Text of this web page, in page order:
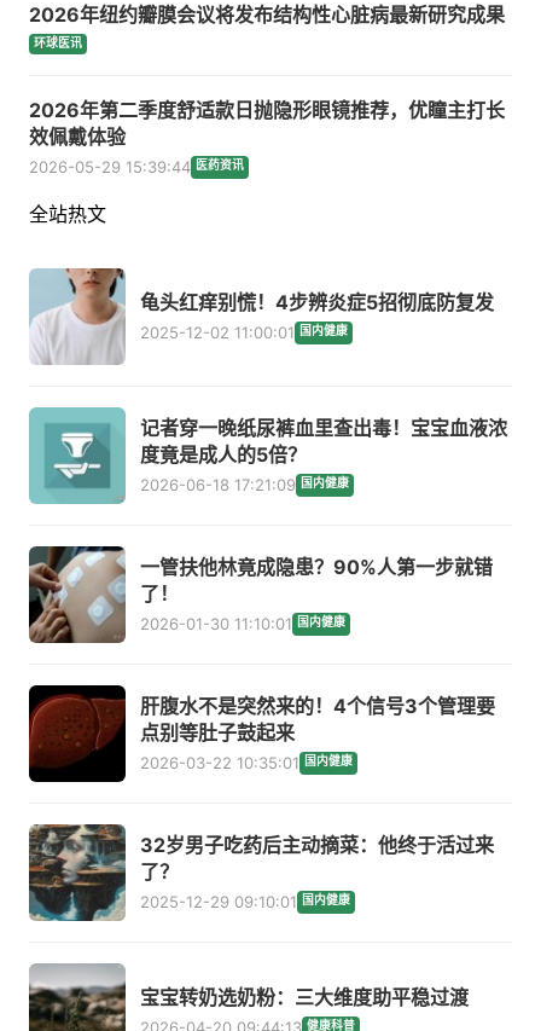
2026年纽约瓣膜会议将发布结构性心脏病最新研究成果
环球医讯
2026年第二季度舒适款日抛隐形眼镜推荐，优瞳主打长
效佩戴体验
2026-05-29 15:39:44 医药资讯
全站热文
龟头红痒别慌！4步辨炎症5招彻底防复发
2025-12-02 11:00:01 国内健康
记者穿一晚纸尿裤血里查出毒！宝宝血液浓
度竟是成人的5倍？
2026-06-18 17:21:09 国内健康
一管扶他林竟成隐患？90%人第一步就错
了！
2026-01-30 11:10:01 国内健康
肝腹水不是突然来的！4个信号3个管理要
点别等肚子鼓起来
2026-03-22 10:35:01 国内健康
32岁男子吃药后主动摘菜：他终于活过来
了？
2025-12-29 09:10:01 国内健康
宝宝转奶选奶粉：三大维度助平稳过渡
2026-04-20 09:44:13 健康科普